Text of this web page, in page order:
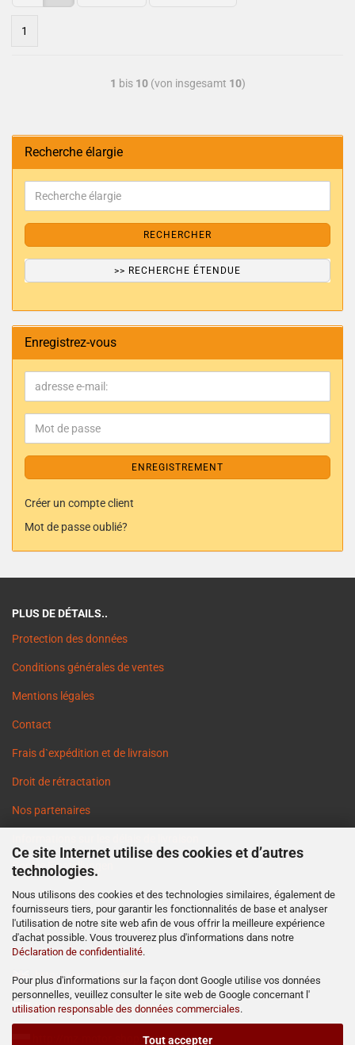
Ce site Internet utilise des cookies et d’autres
technologies.
Nous utilisons des cookies et des technologies similaires, également de
fournisseurs tiers, pour garantir les fonctionnalités de base et analyser
l'utilisation de notre site web afin de vous offrir la meilleure expérience
d'achat possible. Vous trouverez plus d'informations dans notre
Déclaration de confidentialité.
Pour plus d'informations sur la façon dont Google utilise vos données
personnelles, veuillez consulter le site web de Google concernant l'
utilisation responsable des données commerciales.
Tout accepter
1
1 bis 10(von insgesamt 10)
Recherche élargie
RECHERCHER
>> RECHERCHE ÉTENDUE
Enregistrez-vous
ENREGISTREMENT
Créer un compte client
Mot de passe oublié?
PLUS DE DÉTAILS..
Protection des données
Conditions générales de ventes
Mentions légales
Contact
Frais d`expédition et de livraison
Droit de rétractation
Nos partenaires
Cookie Einstellungen
http://www.ost2rad.com
http://www.moto-prodejna.cz
http://mz-motor-shop.com